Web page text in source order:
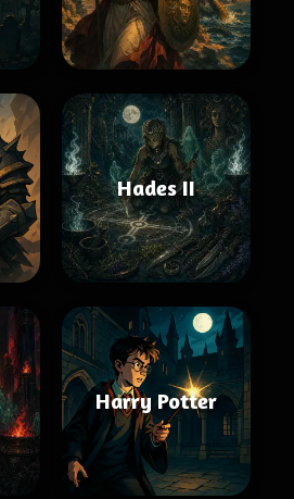
Hades II
Harry Potter